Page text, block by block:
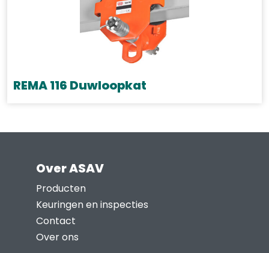
REMA 116 Duwloopkat
variaties.
optie
gekozen
Over ASAV
Producten
Keuringen en inspecties
Contact
Over ons